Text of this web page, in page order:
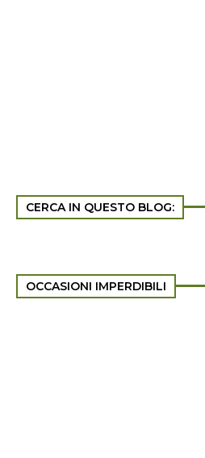
CERCA IN QUESTO BLOG:
OCCASIONI IMPERDIBILI